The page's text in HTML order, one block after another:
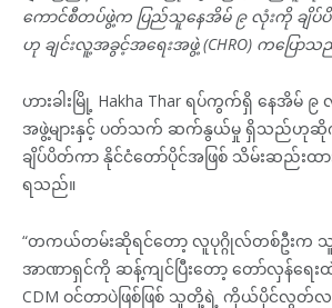
ကောင်စီတပ်ဖွဲ့က ပြည်သူနေအိမ် ၉ လုံးကို ချိ
ဟု ချင်းလူ့အခွင့်အရေးအဖွဲ့ (CHRO) ကပြောသ
ဟားခါးမြို့ Hakha Thar ရပ်ကွက်ရှိ နေအိမ်
အဖွဲ့များနှင့် ပတ်သက် ဆက်နွယ်မှု ရှိသည်ဟုဆို
ချိပ်ပိတ်ကာ နိုင်ငံတော်ပိုင်အဖြစ် သိမ်းဆည်းထား
ရသည်။
“တကယ်တမ်းဆိုရင်တော့ လူပုဂ္ဂိုလ်တစ်ဦးက သူ့ရွ
အာဏာရှင်ကို ဆန့်ကျင်ပြီး‌တော့ တော်လှန်ရေးထဲ
CDM ဝင်တာပဲဖြစ်ဖြစ် သူတို့ရဲ့ ကိုယ်ပိုင်လွတ်လ